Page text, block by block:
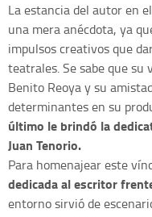
La estancia del autor en
una mera anécdota, ya
impulsos creativos que
teatrales. Se sabe que
Benito Reoya y su
determinantes en su
último le brindó la
Juan Tenorio.
Para homenajear este
dedicada al escritor
entorno sirvió de